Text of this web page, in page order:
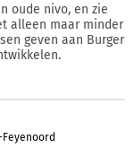
oude nivo, en zie
alleen maar minder
geven aan Burger